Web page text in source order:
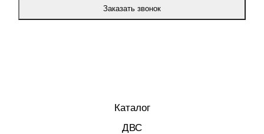
Заказать звонок
Каталог
ДВС